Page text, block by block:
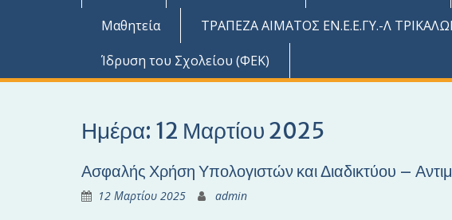
Μαθητεία
ΤΡΑΠΕΖΑ ΑΙΜΑΤΟΣ ΕΝ.Ε.Ε.ΓΥ.-Λ
Ίδρυση του Σχολείου (ΦΕΚ)
Ημέρα: 12 Μαρτίου 2025
Ασφαλής Χρήση Υπολογιστών και Διαδικτύου –
12 Μαρτίου 2025 admin